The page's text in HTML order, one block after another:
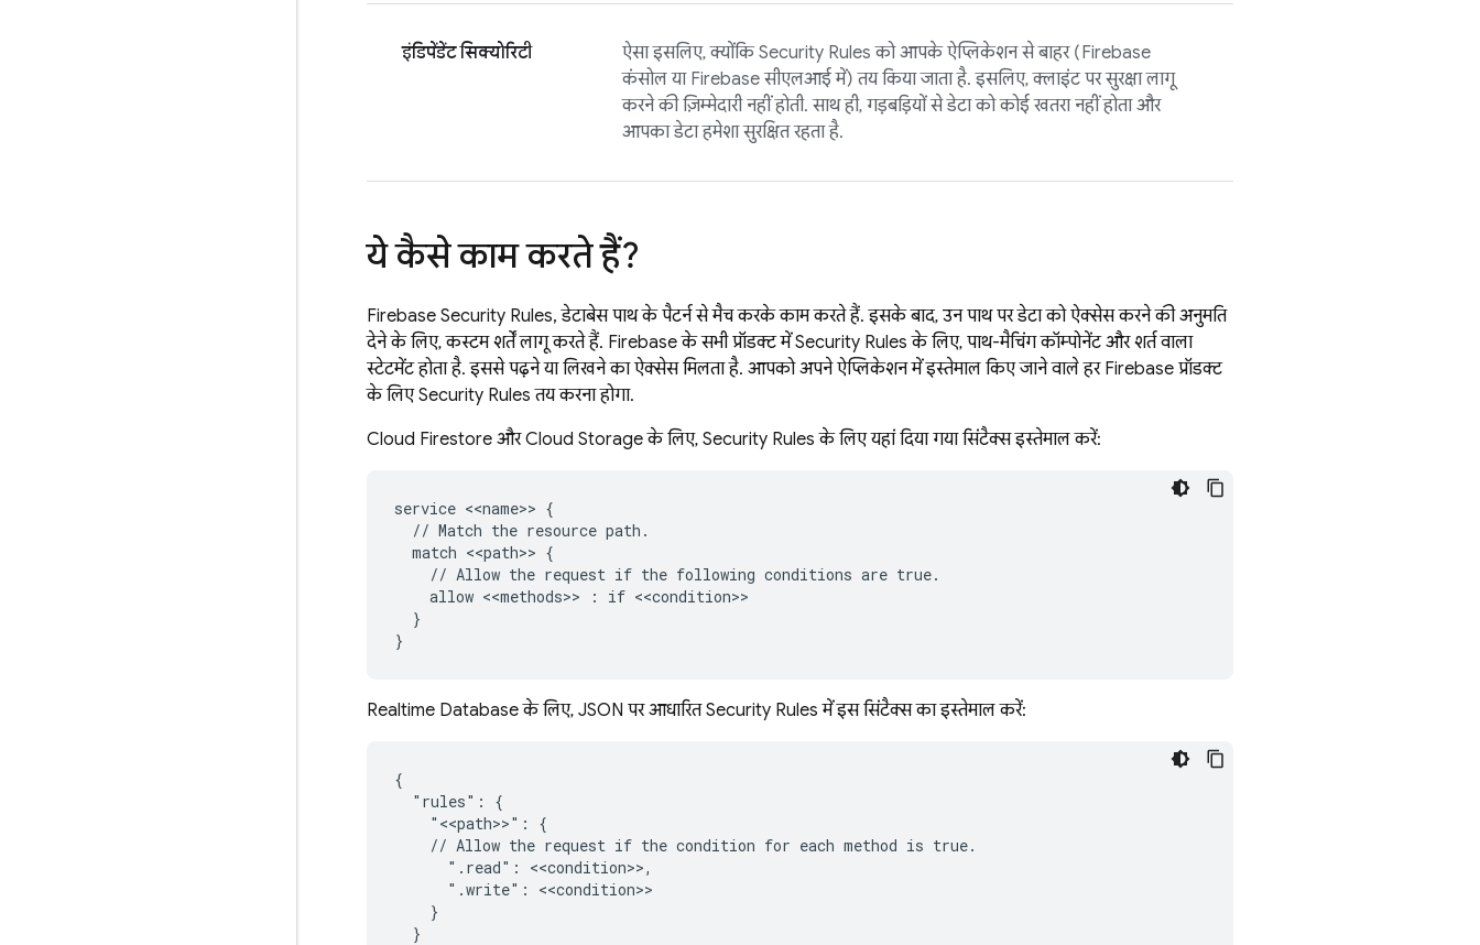
इंडिपेंडेंट सिक्योरिटी ऐसा इसलिए, क्योंकिSecurity Rules को आपके ऐप्लिकेशन से बाहर (Firebase
कंसोल या Firebaseसीएलआई में) तय किया जाता है. इसलिए, क्लाइंट पर सुरक्षा लागू
करने की ज़िम्मेदारी नहीं होती. साथ ही, गड़बड़ियों से डेटा को कोई खतरा नहीं होता और
आपका डेटा हमेशा सुरक्षित रहता है.
ये कैसे काम करते हैं?
Firebase Security Rules, डेटाबेस पाथ के पैटर्न से मैच करके काम करते हैं. इसके बाद, उन पाथ पर डेटा को ऐक्सेस करने की अनुमति
देने के लिए, कस्टम शर्तें लागू करते हैं. Firebase के सभी प्रॉडक्ट मेंSecurity Rules के लिए, पाथ-मैचिंग कॉम्पोनेंट और शर्त वाला
स्टेटमेंट होता है. इससे पढ़ने या लिखने का ऐक्सेस मिलता है. आपको अपने ऐप्लिकेशन में इस्तेमाल किए जाने वाले हर Firebase प्रॉडक्ट
के लिएSecurity Rules तय करना होगा.
Cloud Firestore औरCloud Storageके लिए, Security Rules के लिए यहां दिया गया सिंटैक्स इस्तेमाल करें:
service <<name>> {
  // Match the resource path.
  match <<path>> {
    // Allow the request if the following conditions are true.
    allow <<methods>> : if <<condition>>
  }
Realtime Databaseके लिए, JSON पर आधारितSecurity Rules में इस सिंटैक्स का इस्तेमाल करें:
{
  "rules": {
    "<<path>>": {
    // Allow the request if the condition for each method is true.
      ".read": <<condition>>,
      ".write": <<condition>>
    }
  }